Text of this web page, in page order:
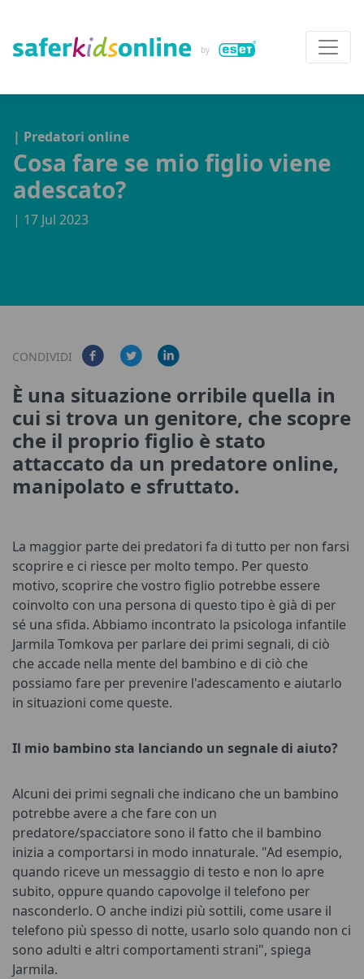
| Predatori online
Cosa fare se mio figlio viene
adescato?
| 17 Jul 2023
CONDIVIDI
È una situazione orribile quella in
cui si trova un genitore, che scopre
che il proprio figlio è stato
attaccato da un predatore online,
manipolato e sfruttato.
La maggior parte dei predatori fa di tutto per non farsi
scoprire e ci riesce per molto tempo. Per questo
motivo, scoprire che vostro figlio potrebbe essere
coinvolto con una persona di questo tipo è già di per
sé una sfida. Abbiamo incontrato la psicologa infantile
Jarmila Tomkova per parlare dei primi segnali, di ciò
che accade nella mente del bambino e di ciò che
possiamo fare per prevenire l'adescamento e aiutarlo
in situazioni come queste.
Il mio bambino sta lanciando un segnale di aiuto?
Alcuni dei primi segnali che indicano che un bambino
potrebbe avere a che fare con un
predatore/spacciatore sono il fatto che il bambino
inizia a comportarsi in modo innaturale. "Ad esempio,
quando riceve un messaggio di testo e non lo apre
subito, oppure quando capovolge il telefono per
nasconderlo. O anche indizi più sottili, come usare il
telefono più spesso di notte, usarlo solo quando non ci
sono adulti e altri comportamenti strani", spiega
Jarmila.